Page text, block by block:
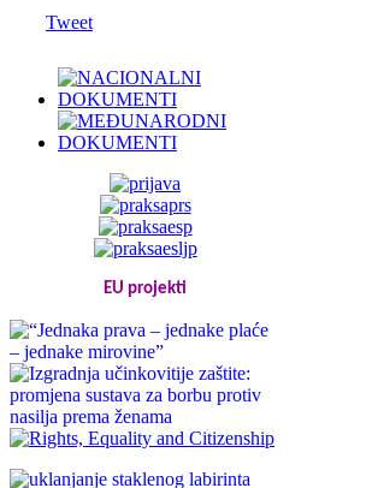
Tweet
EU projekti